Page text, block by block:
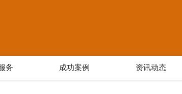
务 成功案例 资讯动态